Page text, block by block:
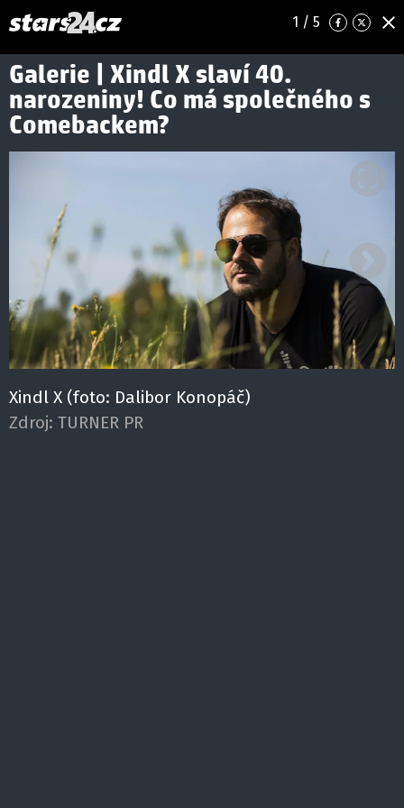
1 / 5
Galerie | Xindl X slaví 40.
narozeniny! Co má společného s
Comebackem?
Xindl X (foto: Dalibor Konopáč)
Zdroj: TURNER PR